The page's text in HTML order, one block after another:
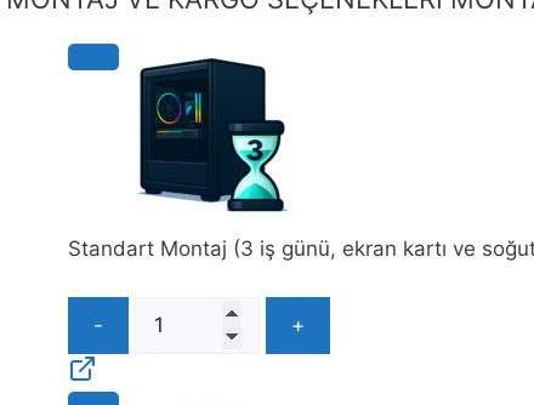
Tavsiye Bileşenler Teknik Özellikler
BILEŞEN